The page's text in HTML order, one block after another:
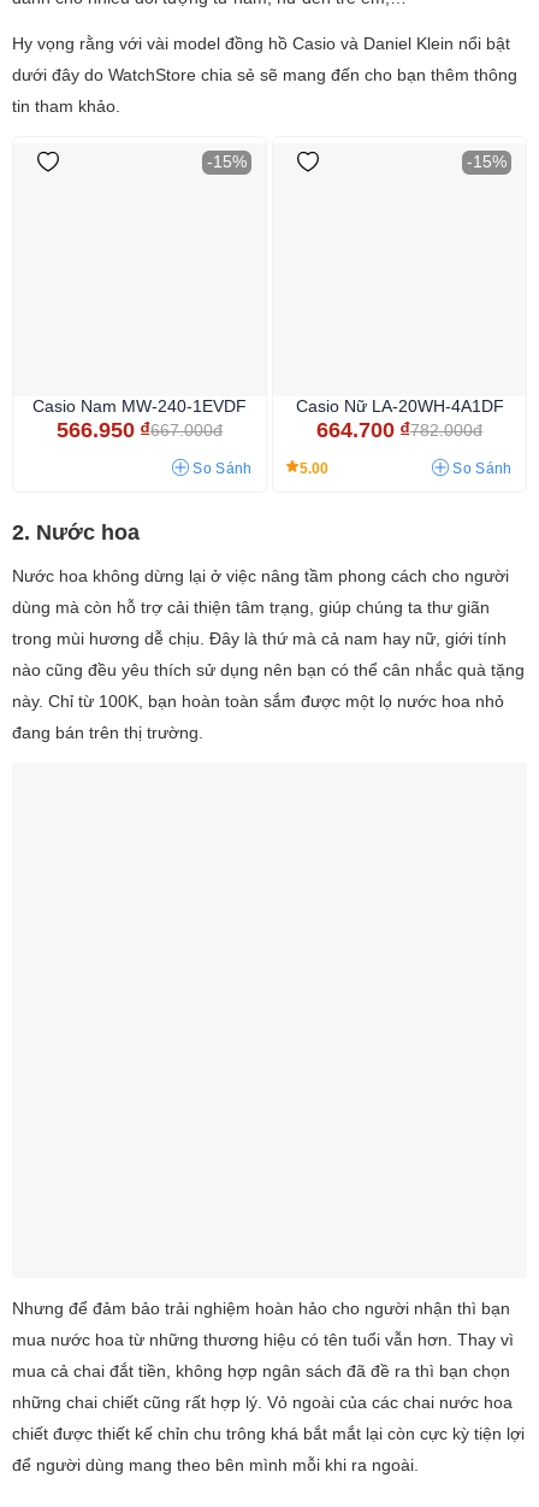
Hy vọng rằng với vài model đồng hồ Casio và Daniel Klein nổi bật
dưới đây do WatchStore chia sẻ sẽ mang đến cho bạn thêm thông
tin tham khảo.
-15%
Casio Nam MW-240-1EVDF
566.950 ₫667.000đ
So Sánh
-15%
Casio Nữ LA-20WH-4A1DF
664.700 ₫782.000đ
5.00 So Sánh
2. Nước hoa
Nước hoa không dừng lại ở việc nâng tầm phong cách cho người
dùng mà còn hỗ trợ cải thiện tâm trạng, giúp chúng ta thư giãn
trong mùi hương dễ chịu. Đây là thứ mà cả nam hay nữ, giới tính
nào cũng đều yêu thích sử dụng nên bạn có thể cân nhắc quà tặng
này. Chỉ từ 100K, bạn hoàn toàn sắm được một lọ nước hoa nhỏ
đang bán trên thị trường.
Nhưng để đảm bảo trải nghiệm hoàn hảo cho người nhận thì bạn
mua nước hoa từ những thương hiệu có tên tuổi vẫn hơn. Thay vì
mua cả chai đắt tiền, không hợp ngân sách đã đề ra thì bạn chọn
những chai chiết cũng rất hợp lý. Vỏ ngoài của các chai nước hoa
chiết được thiết kế chỉn chu trông khá bắt mắt lại còn cực kỳ tiện lợi
để người dùng mang theo bên mình mỗi khi ra ngoài.